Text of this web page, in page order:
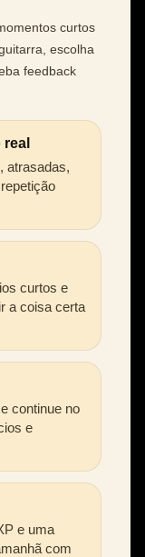
curtos
escolha
feedback
atrasadas,
curtos e
a coisa certa
continue no
e
e uma
com